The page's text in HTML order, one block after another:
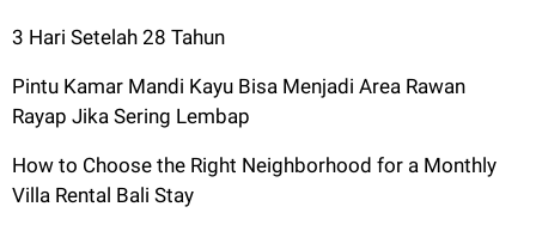
3 Hari Setelah 28 Tahun
Pintu Kamar Mandi Kayu Bisa Menjadi Area Rawan
Rayap Jika Sering Lembap
How to Choose the Right Neighborhood for a Monthly
Villa Rental Bali Stay